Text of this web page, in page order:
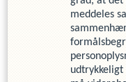
meddeles